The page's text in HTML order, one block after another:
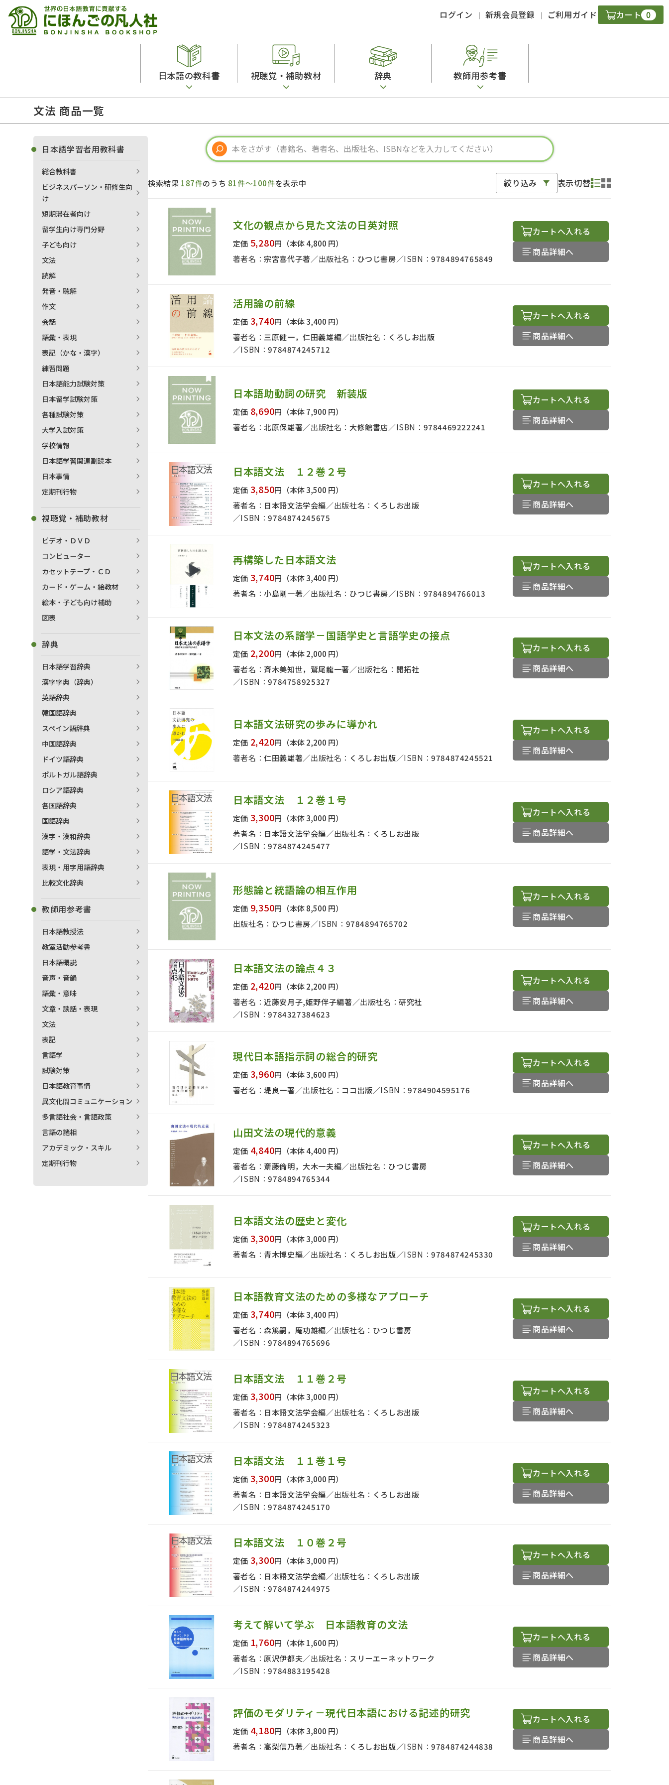
ログイン 新規会員登録 ご利用ガイド カート 0
日本語の教科書
留学生向け専門分野
子ども向け
文法
読解
発音・聴解
作文
練習問題
各種試験対策
日本語学習関連副読本
日本事情 定期刊行物
視聴覚・補助教材
カード・ゲーム・絵教材
絵本・子ども向け補助 図表
辞典
韓国語辞典
スペイン語辞典
中国語辞典
ドイツ語辞典
ポルトガル語辞典
ロシア語辞典
各国語辞典
語学・文法辞典
教師用参考書
音声・音韻
語彙・意味
文章・談話・表現
文法
表記
言語学
試験対策
多言語社会・言語政策
定期刊行物
文法 商品一覧
検索結果 187件のうち 81件～100件を表示中 絞り込み 表示切替
出版社名で絞り込む
絞り込む
文化の観点から見た文法の日英対照
定価 5,280円 （本体 4,800 円）
著者名：宗宮喜代子著 出版社名： ひつじ書房 ISBN：9784894765849
カートへ入れる
商品詳細へ
活用論の前線
定価 3,740円 （本体 3,400 円）
著者名： 三原健一，仁田義雄編 出版社名： くろしお出版
ISBN：9784874245712
カートへ入れる
商品詳細へ
日本語助動詞の研究 新装版
定価 8,690円 （本体 7,900 円）
著者名：北原保雄著 出版社名： 大修館書店 ISBN： 9784469222241
カートへ入れる
商品詳細へ
日本語文法 １２巻２号
定価 3,850円 （本体 3,500 円）
著者名： 日本語文法学会編 出版社名： くろしお出版
ISBN：9784874245675
カートへ入れる
商品詳細へ
再構築した日本語文法
定価 3,740円 （本体 3,400 円）
著者名：小島剛一著 出版社名： ひつじ書房 ISBN： 9784894766013
カートへ入れる
商品詳細へ
日本文法の系譜学－国語学史と言語学史の接点
定価 2,200円 （本体 2,000 円）
著者名： 斉木美知世，鷲尾龍一著 出版社名： 開拓社
ISBN：9784758925327
カートへ入れる
商品詳細へ
日本語文法研究の歩みに導かれ
定価 2,420円 （本体 2,200 円）
著者名：仁田義雄著 出版社名： くろしお出版 ISBN：9784874245521
カートへ入れる
商品詳細へ
日本語文法 １２巻１号
定価 3,300円 （本体 3,000 円）
著者名： 日本語文法学会編 出版社名： くろしお出版
ISBN：9784874245477
カートへ入れる
商品詳細へ
形態論と統語論の相互作用
定価 9,350円 （本体 8,500 円）
出版社名： ひつじ書房 ISBN： 9784894765702
カートへ入れる
商品詳細へ
日本語文法の論点４３
定価 2,420円 （本体 2,200 円）
著者名：近藤安月子,姫野伴子編著 出版社名：研究社
ISBN：9784327384623
カートへ入れる
商品詳細へ
現代日本語指示詞の総合的研究
定価 3,960円 （本体 3,600 円）
著者名：堤良一著 出版社名： ココ出版 ISBN：9784904595176
カートへ入れる
商品詳細へ
山田文法の現代的意義
定価 4,840円 （本体 4,400 円）
著者名： 斎藤倫明，大木一夫編 出版社名： ひつじ書房
ISBN：9784894765344
カートへ入れる
商品詳細へ
日本語文法の歴史と変化
定価 3,300円 （本体 3,000 円）
著者名： 青木博史編 出版社名： くろしお出版 ISBN：9784874245330
カートへ入れる
商品詳細へ
日本語教育文法のための多様なアプローチ
定価 3,740円 （本体 3,400 円）
著者名： 森篤嗣，庵功雄編 出版社名： ひつじ書房
ISBN：9784894765696
カートへ入れる
商品詳細へ
日本語文法 １１巻２号
定価 3,300円 （本体 3,000 円）
著者名： 日本語文法学会編 出版社名： くろしお出版
ISBN：9784874245323
カートへ入れる
商品詳細へ
日本語文法 １１巻１号
定価 3,300円 （本体 3,000 円）
著者名： 日本語文法学会編 出版社名： くろしお出版
ISBN：9784874245170
カートへ入れる
商品詳細へ
日本語文法 １０巻２号
定価 3,300円 （本体 3,000 円）
著者名： 日本語文法学会編 出版社名： くろしお出版
ISBN：9784874244975
カートへ入れる
商品詳細へ
考えて解いて学ぶ 日本語教育の文法
定価 1,760円 （本体 1,600 円）
著者名：原沢伊都夫 出版社名： スリーエーネットワーク
ISBN：9784883195428
カートへ入れる
商品詳細へ
評価のモダリティ－現代日本語における記述的研究
定価 4,180円 （本体 3,800 円）
著者名： 高梨信乃著 出版社名： くろしお出版 ISBN：9784874244838
カートへ入れる
商品詳細へ
日本語学習者用教科書
総合教科書
ビジネスパーソン・研修生向
け
短期滞在者向け
留学生向け専門分野
子ども向け
文法
読解
発音・聴解
作文
会話
語彙・表現
表記（かな・漢字）
練習問題
日本語能力試験対策
日本留学試験対策
各種試験対策
大学入試対策
学校情報
日本語学習関連副読本
日本事情
定期刊行物
視聴覚・補助教材
ビデオ・ＤＶＤ
コンピューター
カセットテープ・ＣＤ
カード・ゲーム・絵教材
絵本・子ども向け補助
図表
辞典
日本語学習辞典
漢字字典（辞典）
英語辞典
韓国語辞典
スペイン語辞典
中国語辞典
ドイツ語辞典
ポルトガル語辞典
ロシア語辞典
各国語辞典
国語辞典
漢字・漢和辞典
語学・文法辞典
表現・用字用語辞典
比較文化辞典
教師用参考書
日本語教授法
教室活動参考書
日本語概説
音声・音韻
語彙・意味
文章・談話・表現
文法
表記
言語学
試験対策
日本語教育事情
異文化間コミュニケーション
多言語社会・言語政策
言語の諸相
アカデミック・スキル
定期刊行物